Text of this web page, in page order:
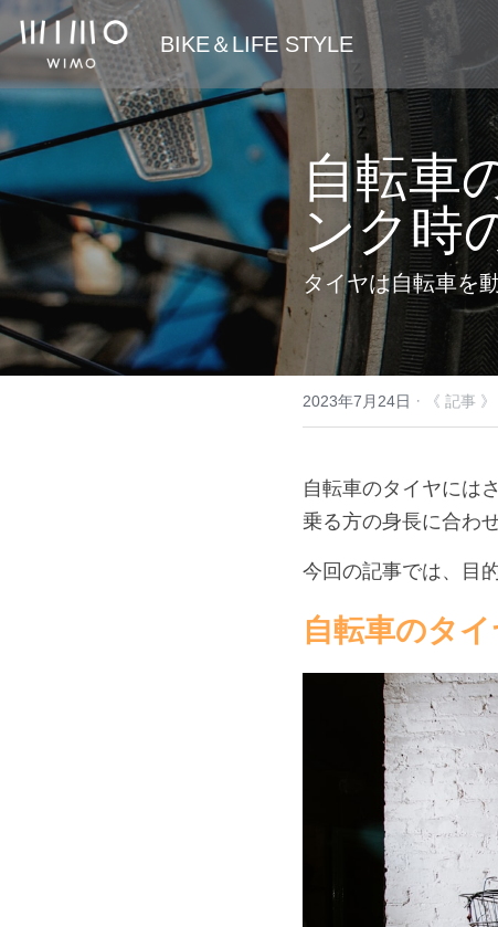
BIKE＆LIFE STYLE
自転車
ンク時
タイヤは自転車を
2023年7月24日 · 《 記事 》
自転車のタイヤには
乗る方の身長に合わ
今回の記事では、目
自転車のタ